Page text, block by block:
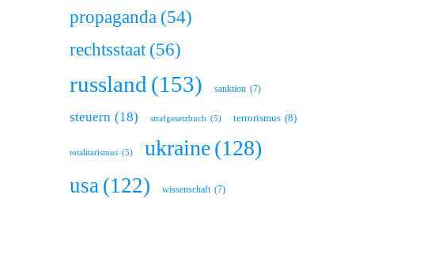
propaganda (54)
rechtsstaat (56)
russland (153) sanktion (7)
steuern (18) strafgesetzbuch (5) terrorismus (8)
totalitarismus (5) ukraine(128)
usa (122) wissenschaft (7)